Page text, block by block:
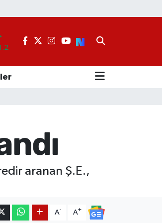
aranan Ş.E.,
A- A+